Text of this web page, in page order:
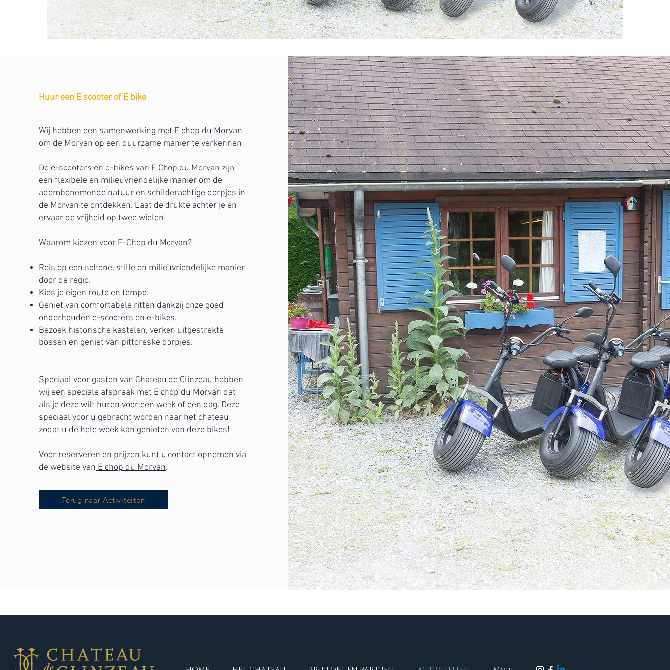
Huur een E scooter of E bike
Wij hebben een samenwerking met E chop du Morvan
om de Morvan op een duurzame manier te verkennen
De e-scooters en e-bikes van E Chop du Morvan zijn
een flexibele en milieuvriendelijke manier om de
adembenemende natuur en schilderachtige dorpjes in
de Morvan te ontdekken. Laat de drukte achter je en
ervaar de vrijheid op twee wielen!
Waarom kiezen voor E-Chop du Morvan?
Reis op een schone, stille en milieuvriendelijke manier
door de regio.
Kies je eigen route en tempo.
Geniet van comfortabele ritten dankzij onze goed
onderhouden e-scooters en e-bikes.
Bezoek historische kastelen, verken uitgestrekte
bossen en geniet van pittoreske dorpjes.
Speciaal voor gasten van Chateau de Clinzeau hebben
wij een speciale afspraak met E chop du Morvan dat
als je deze wilt huren voor een week of een dag. Deze
speciaal voor u gebracht worden naar het chateau
zodat u de hele week kan genieten van deze bikes!
Voor reserveren en prijzen kunt u contact opnemen via
de website van E chop du Morvan.
Terug naar Activiteiten